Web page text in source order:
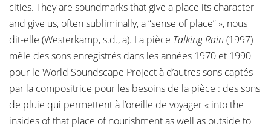
cities. They are soundmarks that give a place its character
and give us, often subliminally, a “sense of place” », nous
dit-elle (Westerkamp, s.d., a). La pièce Talking Rain (1997)
mêle des sons enregistrés dans les années 1970 et 1990
pour le World Soundscape Project à d’autres sons captés
par la compositrice pour les besoins de la pièce : des sons
de pluie qui permettent à l’oreille de voyager « into the
insides of that place of nourishment as well as outside to